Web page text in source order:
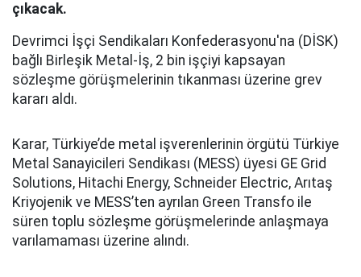
çıkacak.
Devrimci İşçi Sendikaları Konfederasyonu'na (DİSK)
bağlı Birleşik Metal-İş, 2 bin işçiyi kapsayan
sözleşme görüşmelerinin tıkanması üzerine grev
kararı aldı.
Karar, Türkiye’de metal işverenlerinin örgütü Türkiye
Metal Sanayicileri Sendikası (MESS) üyesi GE Grid
Solutions, Hitachi Energy, Schneider Electric, Arıtaş
Kriyojenik ve MESS’ten ayrılan Green Transfo ile
süren toplu sözleşme görüşmelerinde anlaşmaya
varılamaması üzerine alındı.